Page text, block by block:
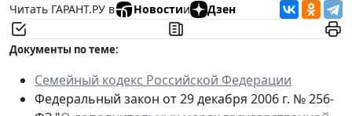
Читать ГАРАНТ.РУ в
Новостии Дзен
Документы по теме:
Семейный кодекс Российской Федерации
Федеральный закон от 29 декабря 2006 г. № 256-